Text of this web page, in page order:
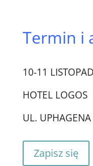
Termin i
10-11
HOTEL LOGOS
UL.
Zapisz się